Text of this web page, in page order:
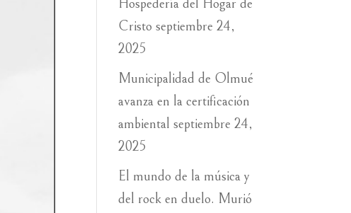
Hospedería del Hogar de
Cristo septiembre 24,
2025
Municipalidad de Olmué
avanza en la certificación
ambiental septiembre 24,
2025
El mundo de la música y
del rock en duelo. Murió